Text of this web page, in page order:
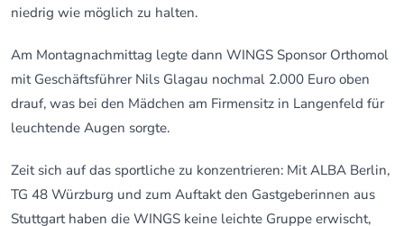
niedrig wie möglich zu halten.
Am Montagnachmittag legte dann WINGS Sponsor Orthomol
mit Geschäftsführer Nils Glagau nochmal 2.000 Euro oben
drauf, was bei den Mädchen am Firmensitz in Langenfeld für
leuchtende Augen sorgte.
Zeit sich auf das sportliche zu konzentrieren: Mit ALBA Berlin,
TG 48 Würzburg und zum Auftakt den Gastgeberinnen aus
Stuttgart haben die WINGS keine leichte Gruppe erwischt,